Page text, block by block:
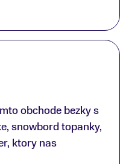
Gunišovi za
všetko značka
svojou
a dozvedel
prístupu k
o nových
Z
s nakúpom
nielen ako veľmi
obchode bezky s
snowbord topanky,
ktory nas
nam super. Za